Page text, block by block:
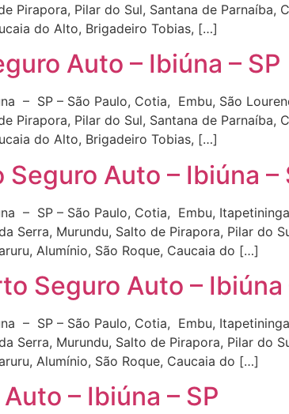
Pirapora, Pilar do Sul, Santana de Parnaíba,
do Alto, Brigadeiro Tobias, […]
Auto – Ibiúna – SP
– SP – São Paulo, Cotia, Embu, São
Pirapora, Pilar do Sul, Santana de Parnaíba,
do Alto, Brigadeiro Tobias, […]
Auto – Ibiúna –
– SP – São Paulo, Cotia, Embu,
Serra, Murundu, Salto de Pirapora, Pilar do
Alumínio, São Roque, Caucaia do […]
Seguro Auto – Ibiúna
– SP – São Paulo, Cotia, Embu,
Serra, Murundu, Salto de Pirapora, Pilar do
Alumínio, São Roque, Caucaia do […]
– Ibiúna – SP